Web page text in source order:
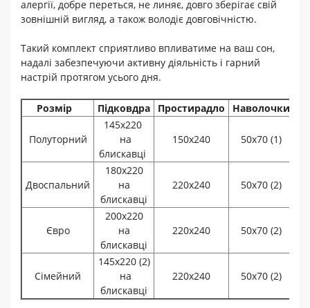
алергії, добре переться, не линяє, довго зберігає свій
зовнішній вигляд, а також володіє довговічністю.
Такий комплект сприятливо впливатиме на ваш сон,
надалі забезпечуючи активну діяльність і гарний
настрій протягом усього дня.
Розмір Підковдра Простирадло Наволочки
Полуторний
145х220
на
блискавці
150х240 50х70 (1)
Двоспальний
180х220
на
блискавці
220х240 50х70 (2)
Євро
200х220
на
блискавці
220х240 50х70 (2)
Сімейний
145х220 (2)
на
блискавці
220х240 50х70 (2)